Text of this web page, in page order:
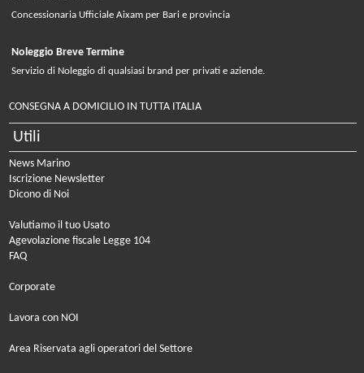
Concessionaria Ufficiale Aixam per Bari e provincia
Noleggio Breve Termine
Servizio di Noleggio di qualsiasi brand per privati e aziende.
CONSEGNA A DOMICILIO IN TUTTA ITALIA
Utili
News Marino
Iscrizione Newsletter
Dicono di Noi
Valutiamo il tuo Usato
Agevolazione fiscale Legge 104
FAQ
Corporate
Lavora con NOI
Area Riservata agli operatori del Settore